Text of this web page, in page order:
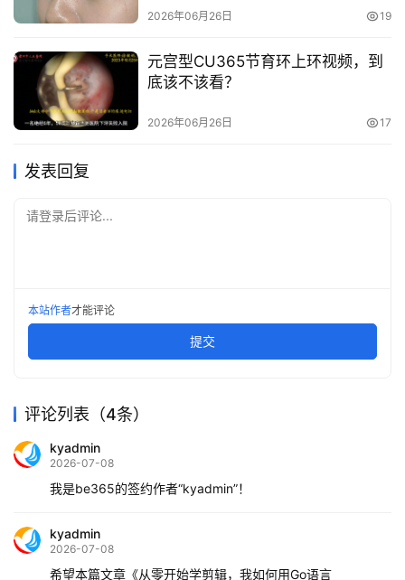
2026年06月26日 19
元宫型CU365节育环上环视频，到
底该不该看？
2026年06月26日 17
发表回复
请登录后评论...
本站作者才能评论
提交
评论列表（4条）
kyadmin
2026-07-08
我是be365的签约作者“kyadmin”！
kyadmin
2026-07-08
希望本篇文章《从零开始学剪辑，我如何用Go语言